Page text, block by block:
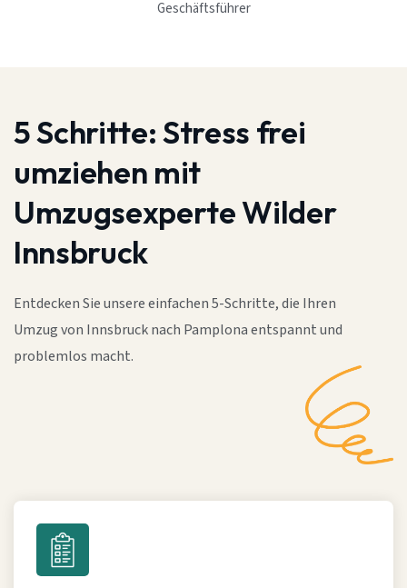
Geschäftsführer
5 Schritte:Stress frei
umziehen mit
Umzugsexperte Wilder
Innsbruck
Entdecken Sie unsere einfachen 5-Schritte, die Ihren
Umzug von Innsbruck nach Pamplona entspannt und
problemlos macht.